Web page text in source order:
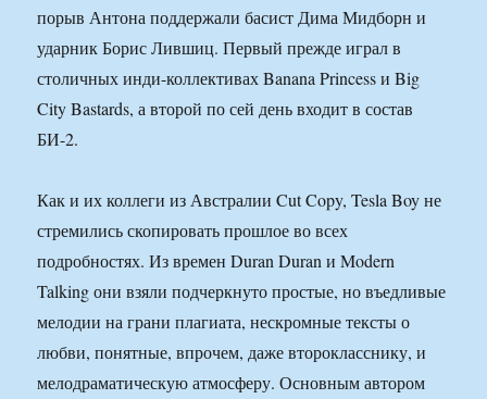
порыв Антона поддержали басист Дима Мидборн и
ударник Борис Лившиц. Первый прежде играл в
столичных инди-коллективах Banana Princess и Big
City Bastards, а второй по сей день входит в состав
БИ-2.
Как и их коллеги из Австралии Cut Copy, Tesla Boy не
стремились скопировать прошлое во всех
подробностях. Из времен Duran Duran и Modern
Talking они взяли подчеркнуто простые, но въедливые
мелодии на грани плагиата, нескромные тексты о
любви, понятные, впрочем, даже второкласснику, и
мелодраматическую атмосферу. Основным автором